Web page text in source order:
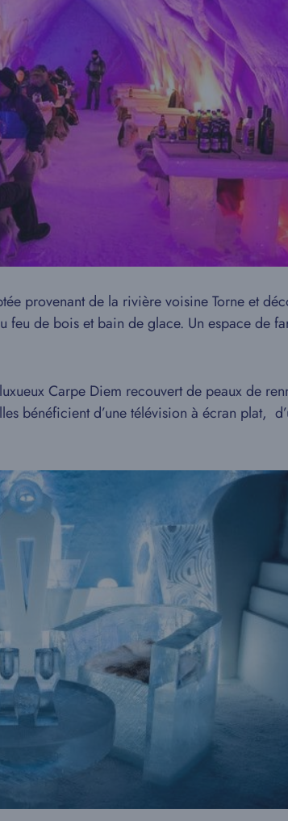
provenant de la rivière voisine Torne et
de bois et bain de glace. Un espace de
Carpe Diem recouvert de peaux de
bénéficient d’une télévision à écran plat,